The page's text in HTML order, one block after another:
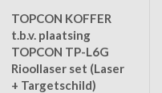
TOPCON KOFFER
t.b.v. plaatsing
TOPCON TP-L6G
Rioollaser set (Laser
+ Targetschild)